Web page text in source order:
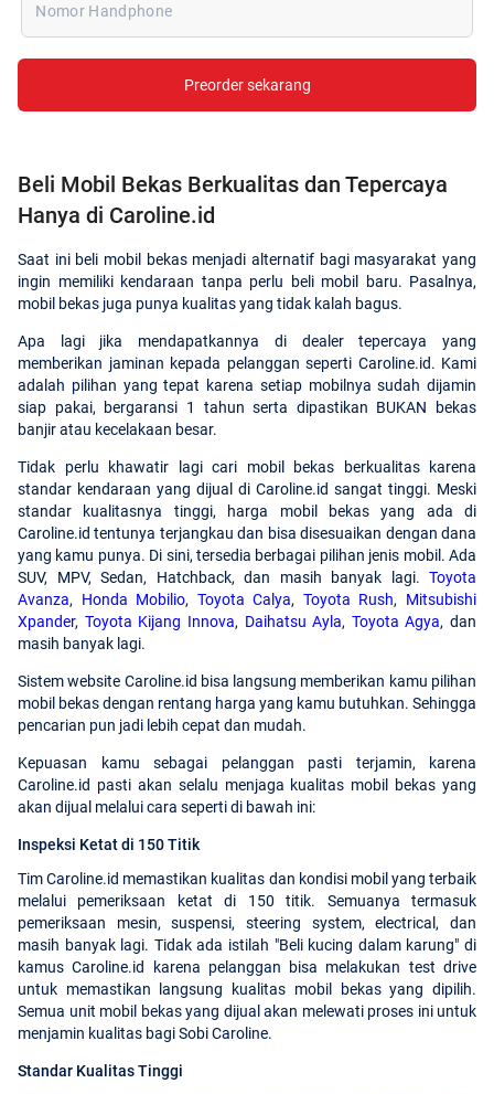
Nomor Handphone
Preorder sekarang
Beli Mobil Bekas Berkualitas dan Tepercaya
Hanya di Caroline.id
Saat ini beli mobil bekas menjadi alternatif bagi masyarakat yang
ingin memiliki kendaraan tanpa perlu beli mobil baru. Pasalnya,
mobil bekas juga punya kualitas yang tidak kalah bagus.
Apa lagi jika mendapatkannya di dealer tepercaya yang
memberikan jaminan kepada pelanggan seperti Caroline.id. Kami
adalah pilihan yang tepat karena setiap mobilnya sudah dijamin
siap pakai, bergaransi 1 tahun serta dipastikan BUKAN bekas
banjir atau kecelakaan besar.
Tidak perlu khawatir lagi cari mobil bekas berkualitas karena
standar kendaraan yang dijual di Caroline.id sangat tinggi. Meski
standar kualitasnya tinggi, harga mobil bekas yang ada di
Caroline.id tentunya terjangkau dan bisa disesuaikan dengan dana
yang kamu punya. Di sini, tersedia berbagai pilihan jenis mobil. Ada
SUV, MPV, Sedan, Hatchback, dan masih banyak lagi. Toyota
Avanza, Honda Mobilio, Toyota Calya, Toyota Rush, Mitsubishi
Xpander, Toyota Kijang Innova, Daihatsu Ayla, Toyota Agya, dan
masih banyak lagi.
Sistem website Caroline.id bisa langsung memberikan kamu pilihan
mobil bekas dengan rentang harga yang kamu butuhkan. Sehingga
pencarian pun jadi lebih cepat dan mudah.
Kepuasan kamu sebagai pelanggan pasti terjamin, karena
Caroline.id pasti akan selalu menjaga kualitas mobil bekas yang
akan dijual melalui cara seperti di bawah ini:
Inspeksi Ketat di 150 Titik
Tim Caroline.id memastikan kualitas dan kondisi mobil yang terbaik
melalui pemeriksaan ketat di 150 titik. Semuanya termasuk
pemeriksaan mesin, suspensi, steering system, electrical, dan
masih banyak lagi. Tidak ada istilah "Beli kucing dalam karung" di
kamus Caroline.id karena pelanggan bisa melakukan test drive
untuk memastikan langsung kualitas mobil bekas yang dipilih.
Semua unit mobil bekas yang dijual akan melewati proses ini untuk
menjamin kualitas bagi Sobi Caroline.
Standar Kualitas Tinggi